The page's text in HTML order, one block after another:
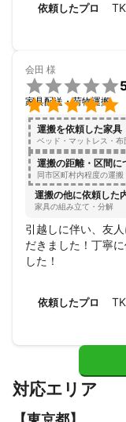
ありがとうござい
依頼したプロ
会田 様


家具配送・荷物運搬
運搬を依頼した家具
ベッド・マットレス・布
運搬の距離・区間に
同市区町村内程度の運搬
運搬の他に依頼した
家具の組み立て・分解
引越しに伴い、友
だきました！丁寧
した！
依頼したプロ
対応エリア